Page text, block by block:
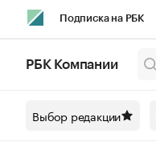
Подписка на РБК
Спецпроекты СПб
РБК Компании
Выбор редакции